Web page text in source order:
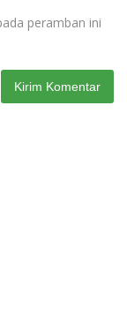
peramban ini